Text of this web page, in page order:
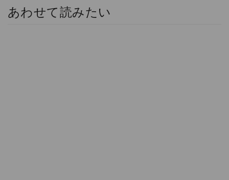
あわせて読みたい